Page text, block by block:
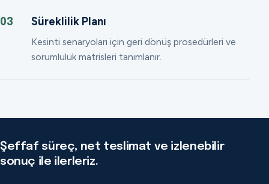
03 Süreklilik Planı
Kesinti senaryoları için geri dönüş prosedürleri ve
sorumluluk matrisleri tanımlanır.
Şeffaf süreç, net teslimat ve izlenebilir
sonuç ile ilerleriz.